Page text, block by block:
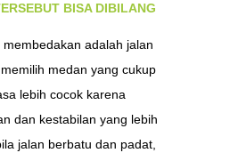
BISA DIBILANG
adalah jalan
medan yang cukup
lebih cocok karena
dan kestabilan yang lebih
jalan berbatu dan padat,